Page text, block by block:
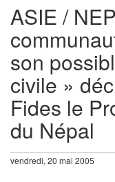
ASIE /
son
civile »
Fides le
du Népal
vendredi, 20 mai 2005